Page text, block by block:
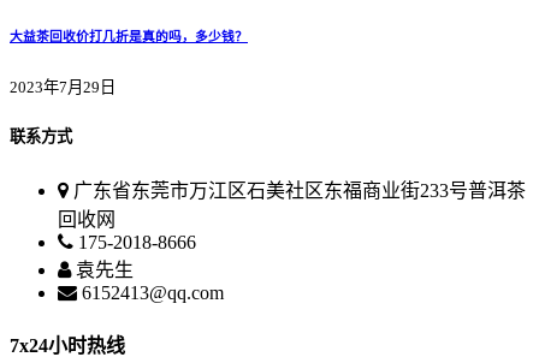
大益茶回收价打几折是真的吗，多少钱？
2023年7月29日
联系方式
广东省东莞市万江区石美社区东福商业街233号普洱茶
回收网
175-2018-8666
袁先生
6152413@qq.com
7x24小时热线